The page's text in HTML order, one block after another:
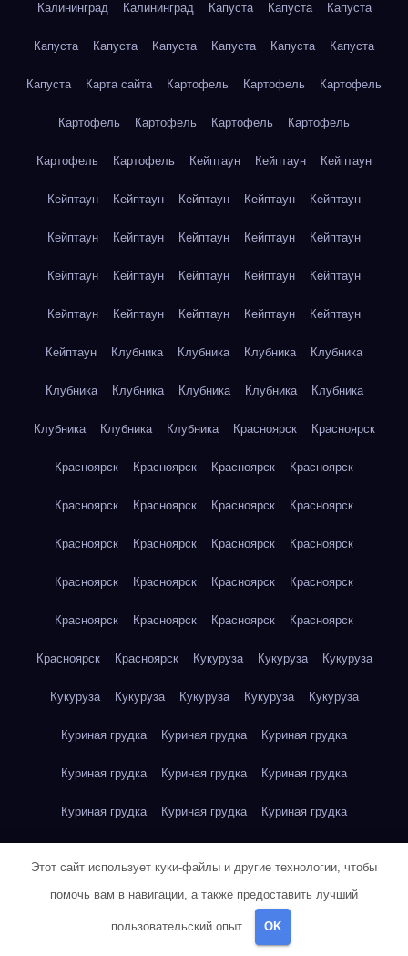
Калининград Калининград Капуста Капуста Капуста
Капуста Капуста Капуста Капуста Капуста Капуста
Капуста Карта сайта Картофель Картофель Картофель
Картофель Картофель Картофель Картофель
Картофель Картофель Кейптаун Кейптаун Кейптаун
Кейптаун Кейптаун Кейптаун Кейптаун Кейптаун
Кейптаун Кейптаун Кейптаун Кейптаун Кейптаун
Кейптаун Кейптаун Кейптаун Кейптаун Кейптаун
Кейптаун Кейптаун Кейптаун Кейптаун Кейптаун
Кейптаун Клубника Клубника Клубника Клубника
Клубника Клубника Клубника Клубника Клубника
Клубника Клубника Клубника Красноярск Красноярск
Красноярск Красноярск Красноярск Красноярск
Красноярск Красноярск Красноярск Красноярск
Красноярск Красноярск Красноярск Красноярск
Красноярск Красноярск Красноярск Красноярск
Красноярск Красноярск Красноярск Красноярск
Красноярск Красноярск Кукуруза Кукуруза Кукуруза
Кукуруза Кукуруза Кукуруза Кукуруза Кукуруза
Куриная грудка Куриная грудка Куриная грудка
Куриная грудка Куриная грудка Куриная грудка
Куриная грудка Куриная грудка Куриная грудка
Куриное яйцо
Куриное яйцо Куриное яйцо
Этот сайт использует куки-файлы и другие технологии, чтобы
помочь вам в навигации, а также предоставить лучший
пользовательский опыт. OK